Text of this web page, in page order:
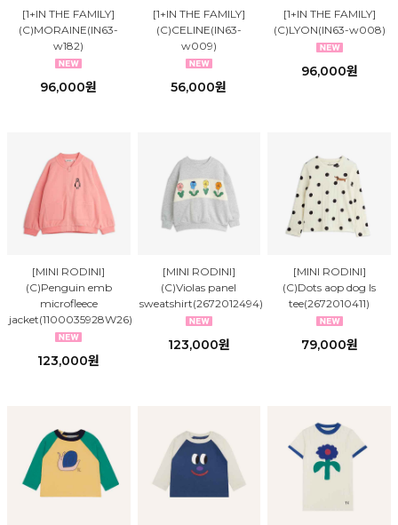
[1+IN THE FAMILY]
(C)MORAINE(IN63-
w182)
96,000원
[1+IN THE FAMILY]
(C)CELINE(IN63-
w009)
56,000원
[1+IN THE FAMILY]
(C)LYON(IN63-w008)
96,000원
[MINI RODINI]
(C)Penguin emb
microfleece
jacket(1100035928W26)
123,000원
[MINI RODINI]
(C)Violas panel
sweatshirt(2672012494)
123,000원
[MINI RODINI]
(C)Dots aop dog ls
tee(2672010411)
79,000원